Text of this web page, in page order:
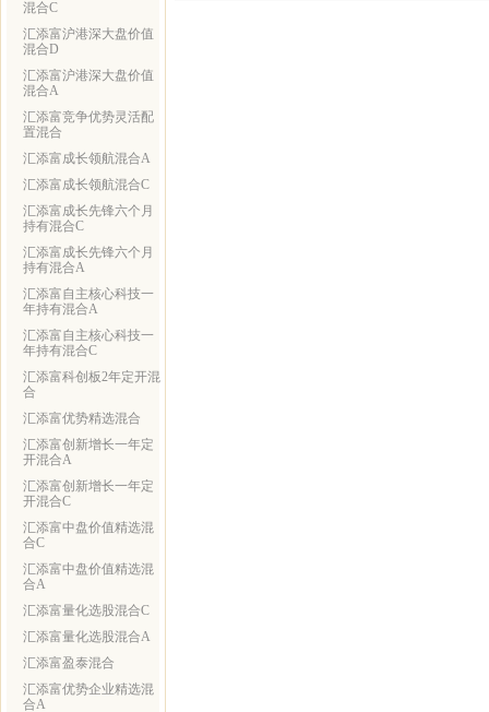
混合C
汇添富沪港深大盘价值
混合D
汇添富沪港深大盘价值
混合A
汇添富竞争优势灵活配
置混合
汇添富成长领航混合A
汇添富成长领航混合C
汇添富成长先锋六个月
持有混合C
汇添富成长先锋六个月
持有混合A
汇添富自主核心科技一
年持有混合A
汇添富自主核心科技一
年持有混合C
汇添富科创板2年定开混
合
汇添富优势精选混合
汇添富创新增长一年定
开混合A
汇添富创新增长一年定
开混合C
汇添富中盘价值精选混
合C
汇添富中盘价值精选混
合A
汇添富量化选股混合C
汇添富量化选股混合A
汇添富盈泰混合
汇添富优势企业精选混
合A